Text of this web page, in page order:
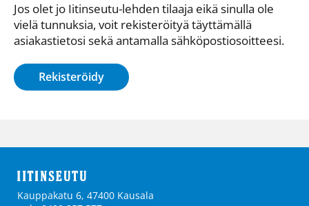
Jos olet jo Iitinseutu-lehden tilaaja eikä sinulla ole
vielä tunnuksia, voit rekisteröityä täyttämällä
asiakastietosi sekä antamalla sähkö­posti­osoitteesi.
Rekisteröidy
Kauppakatu 6, 47400 Kausala